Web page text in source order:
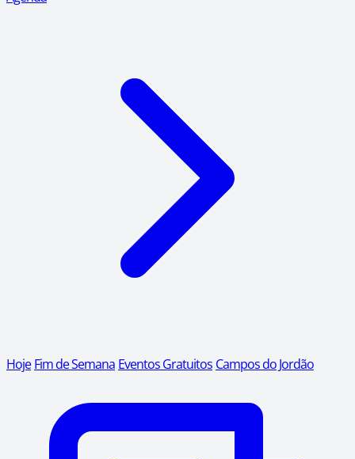
Hoje Fim de Semana Eventos Gratuitos Campos do Jordão